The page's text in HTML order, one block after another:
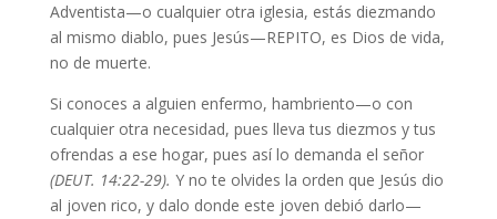
Adventista—o cualquier otra iglesia, estás diezmando
al mismo diablo, pues Jesús—REPITO, es Dios de vida,
no de muerte.
Si conoces a alguien enfermo, hambriento—o con
cualquier otra necesidad, pues lleva tus diezmos y tus
ofrendas a ese hogar, pues así lo demanda el señor
(DEUT. 14:22-29). Y no te olvides la orden que Jesús dio
al joven rico, y dalo donde este joven debió darlo—